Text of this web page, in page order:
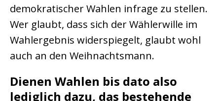
demokratischer Wahlen infrage zu stellen.
Wer glaubt, dass sich der Wählerwille im
Wahlergebnis widerspiegelt, glaubt wohl
auch an den Weihnachtsmann.
Dienen Wahlen bis dato also
lediglich dazu, das bestehende